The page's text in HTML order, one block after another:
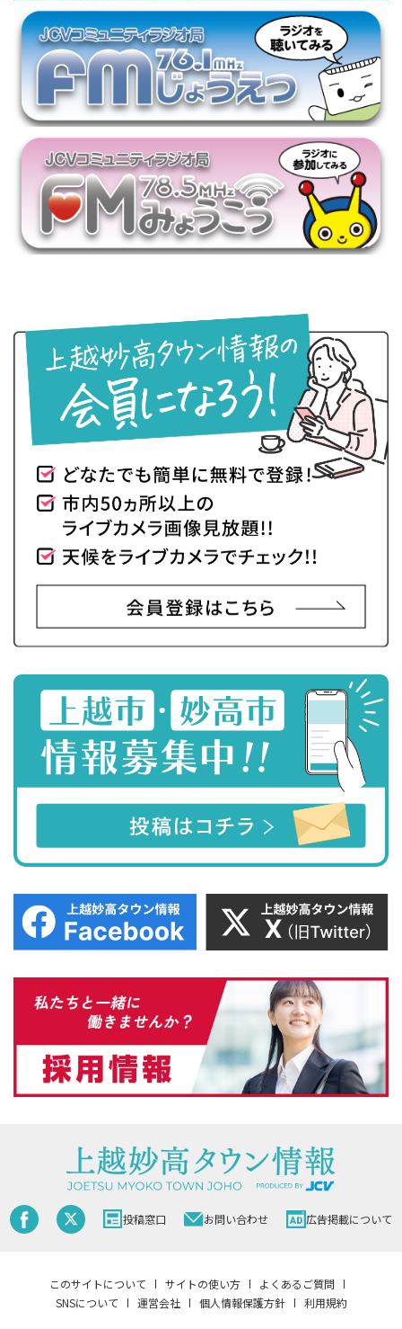
投稿窓口 お問い合わせ 広告掲載について
このサイトについて サイトの使い方
よくあるご質問
SNSについて
運営会社 個人情報保護方針 利用規約